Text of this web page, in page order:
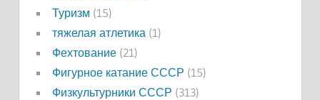
Туризм (15)
тяжелая атлетика (1)
Фехтование(21)
Фигурное катание СССР (15)
Физкультурники СССР (313)